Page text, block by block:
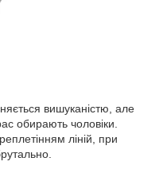
вишуканістю, але
обирають чоловіки.
ліній, при